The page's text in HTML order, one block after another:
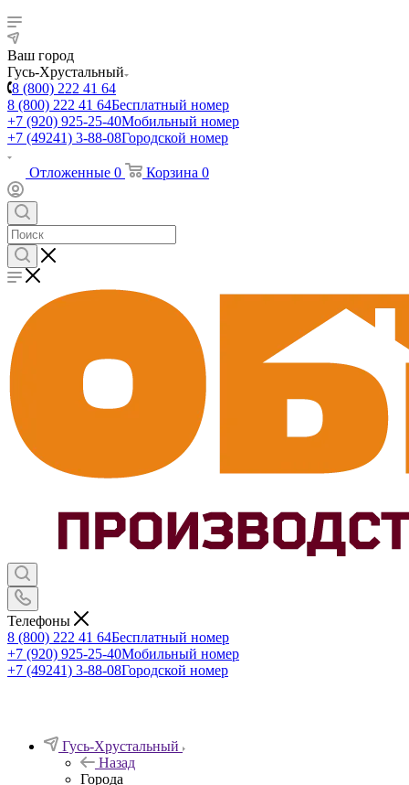
Ваш город
Гусь-Хрустальный
8 (800) 222 41 64
8 (800) 222 41 64Бесплатный номер
+7 (920) 925-25-40Мобильный номер
+7 (49241) 3-88-08Городской номер
Отложенные 0 Корзина 0
Телефоны
8 (800) 222 41 64Бесплатный номер
+7 (920) 925-25-40Мобильный номер
+7 (49241) 3-88-08Городской номер
Гусь-Хрустальный
Назад
Города